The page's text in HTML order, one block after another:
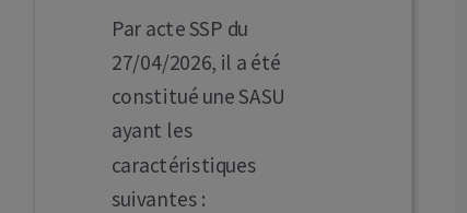
Par acte SSP du
27/04/2026, il a été
constitué une SASU
ayant les
caractéristiques
suivantes :